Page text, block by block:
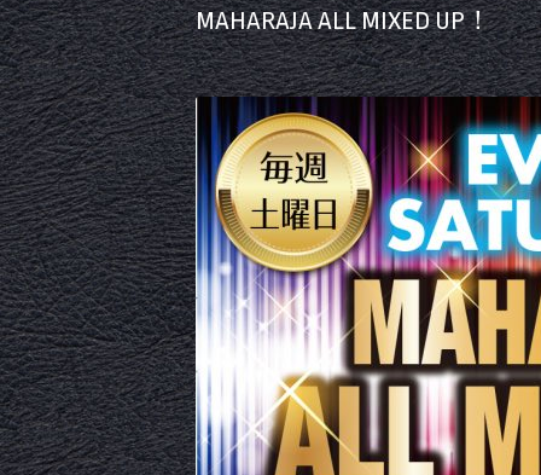
MAHARAJA ALL MIXED UP！